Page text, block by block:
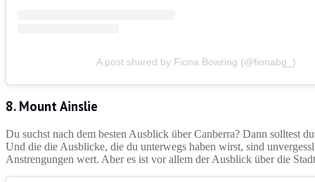
A post shared by Fiona Bowring (@fionabg_)
8. Mount Ainslie
Du suchst nach dem besten Ausblick über Canberra? Dann solltest
Und die die Ausblicke, die du unterwegs haben wirst, sind
Anstrengungen wert. Aber es ist vor allem der Ausblick über die